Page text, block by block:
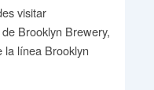
visitar
Brooklyn Brewery,
la línea Brooklyn